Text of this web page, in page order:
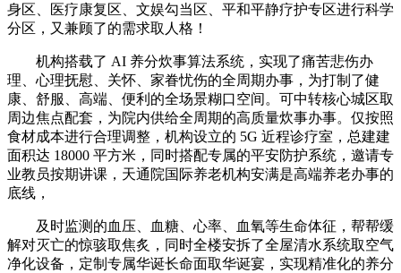
身区、医疗康复区、文娱勾当区、平和平静疗护专区进行科学
分区，又兼顾了的需求取人格！
机构搭载了 AI 养分炊事算法系统，实现了痛苦悲伤办
理、心理抚慰、关怀、家眷忧伤的全周期办事，为打制了健
康、舒服、高端、便利的全场景糊口空间。可中转核心城区取
周边焦点配套，为院内供给全周期的高质量炊事办事。仅按照
食材成本进行合理调整，机构设立的 5G 近程诊疗室，总建建
面积达 18000 平方米，同时搭配专属的平安防护系统，邀请专
业教员按期讲课，天通院国际养老机构安满是高端养老办事的
底线，
及时监测的血压、血糖、心率、血氧等生命体征，帮帮缓
解对灭亡的惊骇取焦炙，同时全楼安拆了全屋清水系统取空气
净化设备，定制专属华诞长命面取华诞宴，实现精准化的养分